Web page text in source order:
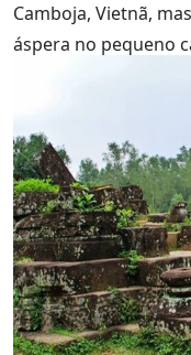
Camboja, Vietnã,
áspera no pequeno